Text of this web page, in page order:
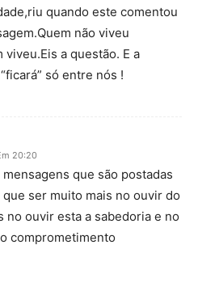
quando este comentou
não viveu
a questão. E a
só entre nós !
20:20
que são postadas
ser muito mais no ouvir do
no ouvir esta a sabedoria e no
comprometimento